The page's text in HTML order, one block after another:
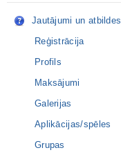
Jautājumi un atbildes
Reģistrācija
Profils
Maksājumi
Galerijas
Aplikācijas/spēles
Grupas